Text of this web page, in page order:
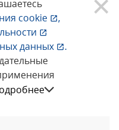
cookie
,
данных
.
®. Все права
ошибке